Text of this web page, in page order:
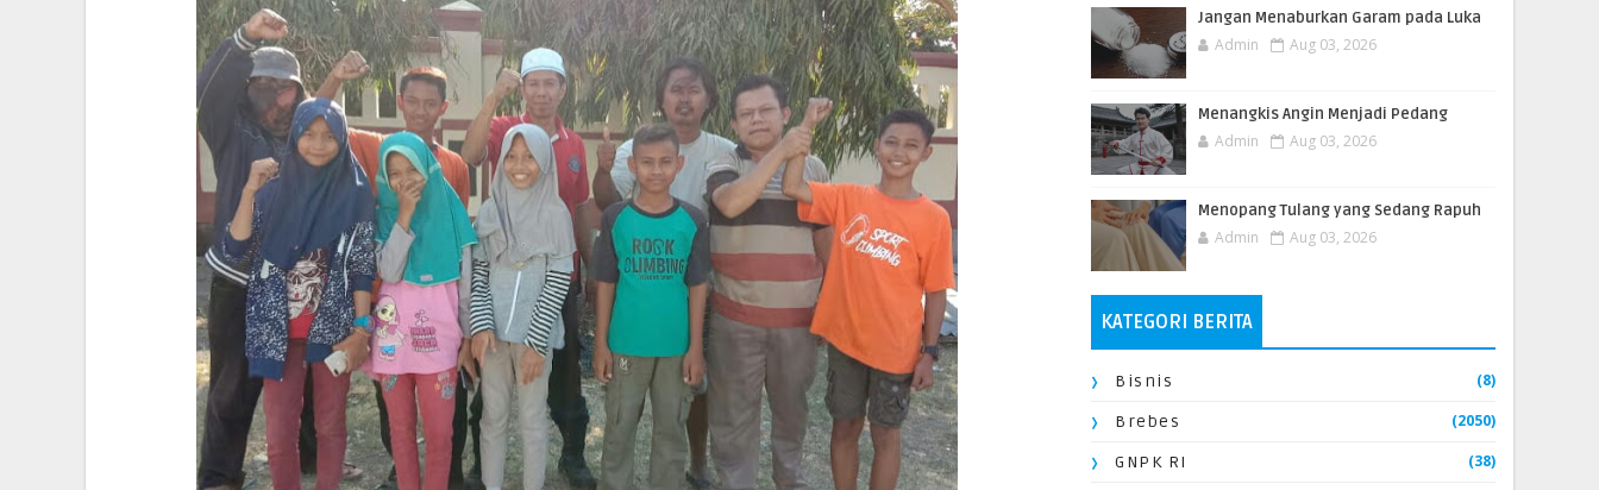
Jangan Menaburkan Garam pada Luka
Admin Aug 03, 2026
Menangkis Angin Menjadi Pedang
Admin Aug 03, 2026
Menopang Tulang yang Sedang Rapuh
Admin Aug 03, 2026
KATEGORI BERITA
Bisnis (8)
Brebes (2050)
GNPK RI (38)